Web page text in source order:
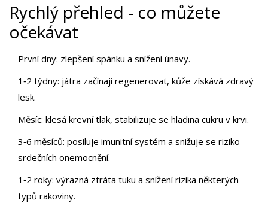
Rychlý přehled - co můžete
očekávat
První dny: zlepšení spánku a snížení únavy.
1‑2 týdny: játra začínají regenerovat, kůže získává zdravý
lesk.
Měsíc: klesá krevní tlak, stabilizuje se hladina cukru v krvi.
3‑6 měsíců: posiluje imunitní systém a snižuje se riziko
srdečních onemocnění.
1‑2 roky: výrazná ztráta tuku a snížení rizika některých
typů rakoviny.